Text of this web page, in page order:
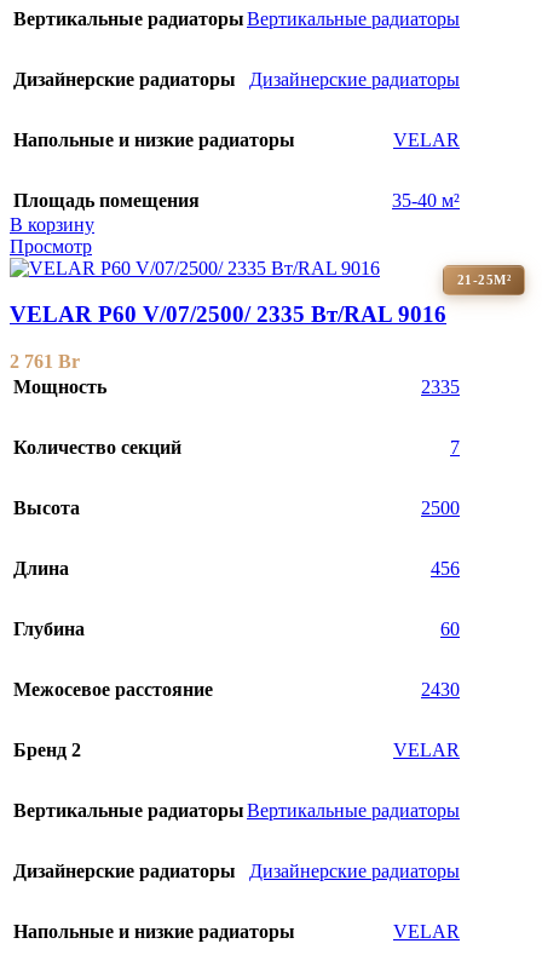
Вертикальные радиаторыВертикальные радиаторы
Дизайнерские радиаторы Дизайнерские радиаторы
Напольные и низкие радиаторы VELAR
Площадь помещения
35-40 м²
В корзину
Просмотр
21-25М²
VELAR P60 V/07/2500/ 2335 Bт/RAL 9016
2 761 Br
Мощность
2335
Количество секций 7
Высота 2500
Длина 456
Глубина 60
Межосевое расстояние 2430
Бренд 2 VELAR
Вертикальные радиаторыВертикальные радиаторы
Дизайнерские радиаторы Дизайнерские радиаторы
Напольные и низкие радиаторы VELAR